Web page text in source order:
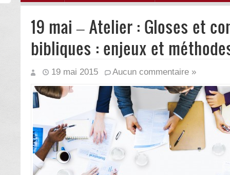
19 mai – Atelier : Gloses et
bibliques : enjeux et
19 mai 2015 Aucun commentaire »